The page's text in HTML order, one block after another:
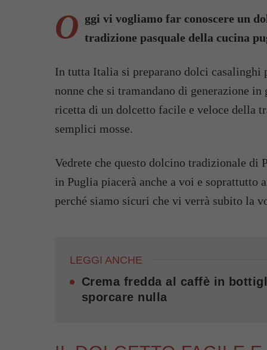
O ggi vi vogliamo far conoscere un
tradizione pasquale della cucina
In tutta Italia si preparano dolci casalinghi
nonne che si tramandano di generazione
ricetta di un dolcetto facile e veloce della
semplici mosse.
Vedrete che questo dolcino tradizionale di
in Puglia piacerà anche a voi e soprattutto
perché siamo sicuri che vi verrà subito la
LEGGI ANCHE
Crema fredda al caffè in
sporcare nulla